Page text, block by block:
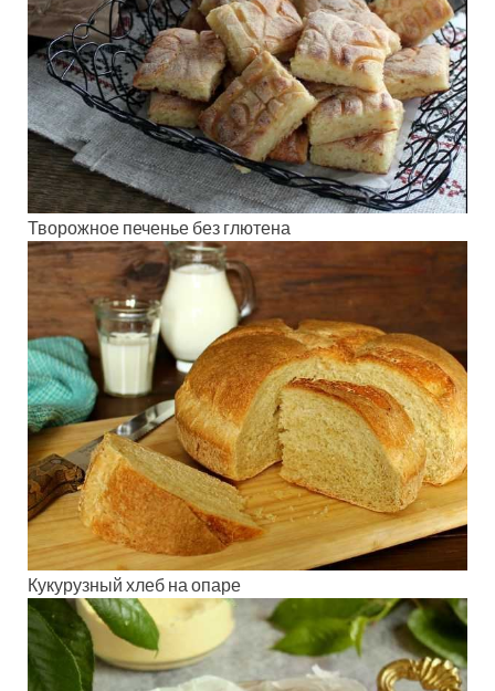
Творожное печенье без глютена
Кукурузный хлеб на опаре